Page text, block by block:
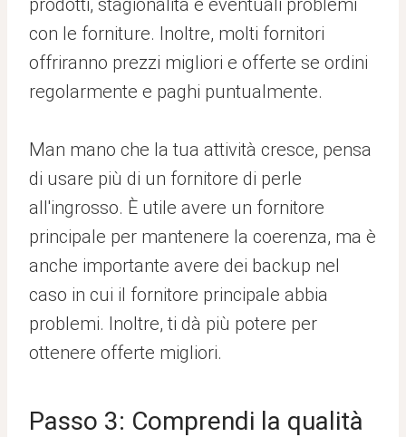
prodotti, stagionalità e eventuali problemi
con le forniture. Inoltre, molti fornitori
offriranno prezzi migliori e offerte se ordini
regolarmente e paghi puntualmente.
Man mano che la tua attività cresce, pensa
di usare più di un fornitore di perle
all'ingrosso. È utile avere un fornitore
principale per mantenere la coerenza, ma è
anche importante avere dei backup nel
caso in cui il fornitore principale abbia
problemi. Inoltre, ti dà più potere per
ottenere offerte migliori.
Passo 3: Comprendi la qualità